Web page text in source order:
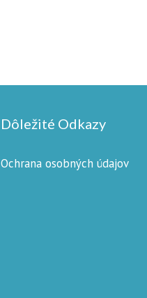
Dôležité Odkazy
Ochrana osobných údajov